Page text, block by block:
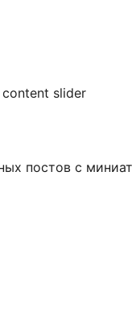
slider
постов с